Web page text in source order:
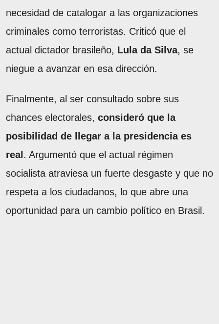
necesidad de catalogar a las organizaciones
criminales como terroristas. Criticó que el
actual dictador brasileño, Lula da Silva, se
niegue a avanzar en esa dirección.
Finalmente, al ser consultado sobre sus
chances electorales, consideró que la
posibilidad de llegar a la presidencia es
real . Argumentó que el actual régimen
socialista atraviesa un fuerte desgaste y que no
respeta a los ciudadanos, lo que abre una
oportunidad para un cambio político en Brasil.